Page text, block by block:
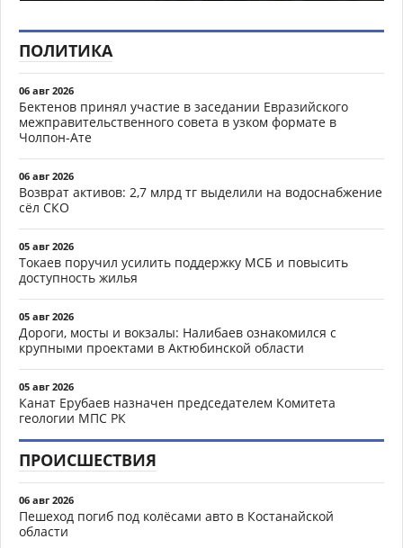
ПОЛИТИКА
06 авг 2026
Бектенов принял участие в заседании Евразийского
межправительственного совета в узком формате в
Чолпон-Ате
06 авг 2026
Возврат активов: 2,7 млрд тг выделили на водоснабжение
сёл СКО
05 авг 2026
Токаев поручил усилить поддержку МСБ и повысить
доступность жилья
05 авг 2026
Дороги, мосты и вокзалы: Налибаев ознакомился с
крупными проектами в Актюбинской области
05 авг 2026
Канат Ерубаев назначен председателем Комитета
геологии МПС РК
ПРОИСШЕСТВИЯ
06 авг 2026
Пешеход погиб под колёсами авто в Костанайской
области